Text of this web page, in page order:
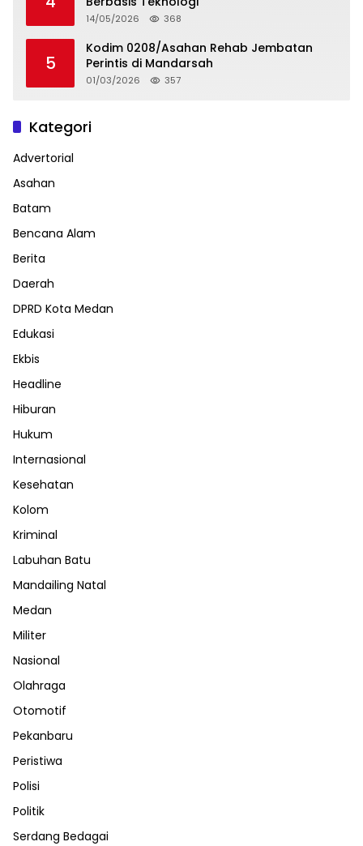
14/05/2026 368
5
Kodim 0208/Asahan Rehab Jembatan
Perintis di Mandarsah
01/03/2026 357
Kategori
Advertorial
Asahan
Batam
Bencana Alam
Berita
Daerah
DPRD Kota Medan
Edukasi
Ekbis
Headline
Hiburan
Hukum
Internasional
Kesehatan
Kolom
Kriminal
Labuhan Batu
Mandailing Natal
Medan
Militer
Nasional
Olahraga
Otomotif
Pekanbaru
Peristiwa
Polisi
Politik
Serdang Bedagai